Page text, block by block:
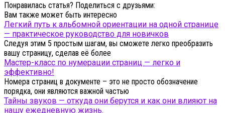
Понравилась статья? Поделиться с друзьями:
Вам также может быть интересно
Легкий путь к альбомной ориентации на одной странице
— практическое руководство для новичков
Следуя этим 5 простым шагам, вы сможете легко преобразить
вашу страницу, сделав её более
Мастер-класс по нумерации страниц — легко и
эффективно!
Номера страниц в документе – это не просто обозначение
порядка, они являются важной частью
Тайны звуков — откуда они берутся и как они влияют на
нашу ежедневную жизнь.